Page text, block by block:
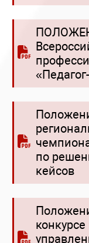
по
кейсов